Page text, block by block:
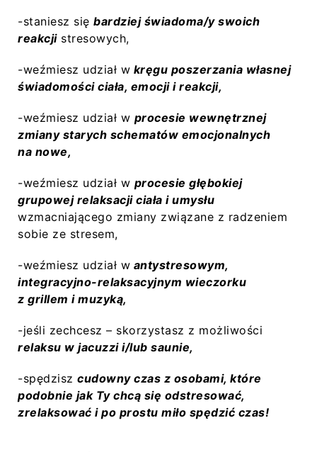
-staniesz się bardziej świadoma/y swoich
reakcjistresowych,
-weźmiesz udział w kręgu poszerzania własnej
świadomości ciała, emocji i reakcji,
-weźmiesz udział w procesie wewnętrznej
zmiany starych schematów emocjonalnych
na nowe,
-weźmiesz udział w procesie głębokiej
grupowej relaksacji ciała i umysłu
wzmacniającego zmiany związane z radzeniem
sobie ze stresem,
-weźmiesz udział w antystresowym,
integracyjno-relaksacyjnym wieczorku
z grillem i muzyką,
-jeśli zechcesz – skorzystasz z możliwości
relaksu w jacuzzi i/lub saunie,
-spędzisz cudowny czas z osobami, które
podobnie jak Ty chcą się odstresować,
zrelaksować i po prostu miło spędzić czas!